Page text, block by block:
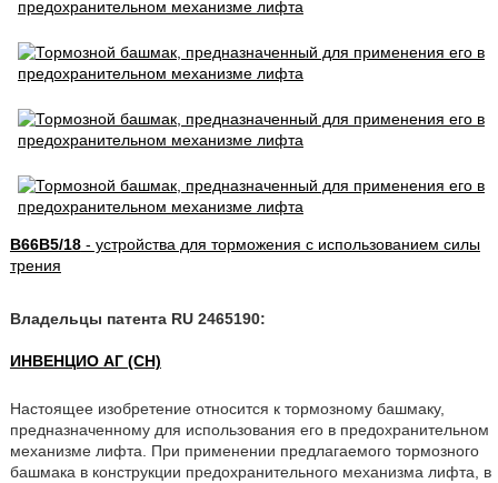
B66B5/18- устройства для торможения с использованием силы
трения
Владельцы патента RU 2465190:
ИНВЕНЦИО АГ (CH)
Настоящее изобретение относится к тормозному башмаку,
предназначенному для использования его в предохранительном
механизме лифта. При применении предлагаемого тормозного
башмака в конструкции предохранительного механизма лифта, в